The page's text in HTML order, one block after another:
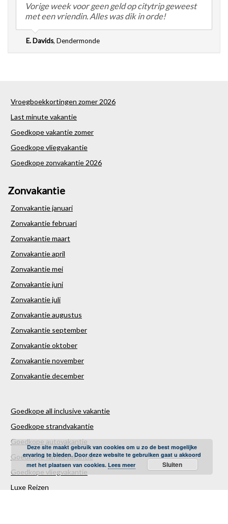
Vorige week voor geen geld op citytrip geweest
met een vriendin. Alles was dik in orde!
E. Davids, Dendermonde
Vroegboekkortingen zomer 2026
Last minute vakantie
Goedkope vakantie zomer
Goedkope vliegvakantie
Goedkope zonvakantie 2026
Zonvakantie
Zonvakantie januari
Zonvakantie februari
Zonvakantie maart
Zonvakantie april
Zonvakantie mei
Zonvakantie juni
Zonvakantie juli
Zonvakantie augustus
Zonvakantie september
Zonvakantie oktober
Zonvakantie november
Zonvakantie december
Goedkope all inclusive vakantie
Goedkope strandvakantie
Goedkope autovakantie
Goedkope familievakantie
Goedkope vliegvakantie
Luxe Reizen
Deze site maakt gebruik van cookies om u zo de best mogelijke
ervaring te bieden. Door deze website te gebruiken gaat u akkoord
met het plaatsen van cookies. Lees meer Sluiten